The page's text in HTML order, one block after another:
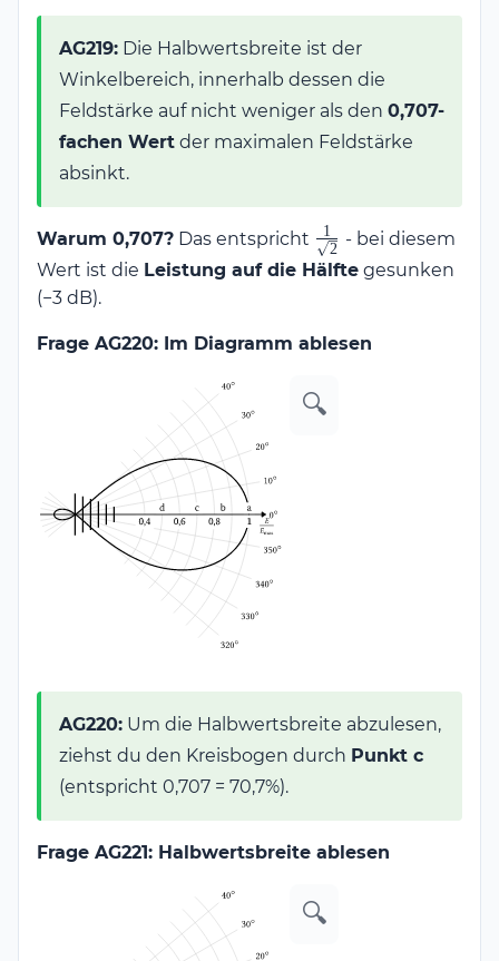
AG219: Die Halbwertsbreite ist der
Winkelbereich, innerhalb dessen die
Feldstärke auf nicht weniger als den 0,707-
fachen Wert der maximalen Feldstärke
absinkt.
Warum 0,707? Das entspricht \frac{1}
{\sqrt{2}}
2
1
- bei diesem
Wert ist die Leistung auf die Hälfte gesunken
(−3 dB).
Frage AG220: Im Diagramm ablesen
🔍
AG220: Um die Halbwertsbreite abzulesen,
ziehst du den Kreisbogen durch Punkt c
(entspricht 0,707 = 70,7%).
Frage AG221: Halbwertsbreite ablesen
🔍